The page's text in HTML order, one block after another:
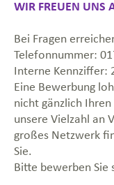
WIR FREUEN UNS
Bei Fragen
Telefonnummer:
Interne Kennziffer:
Eine Bewerbung
nicht gänzlich
unsere Vielzahl an
großes Netzwerk
Sie.
Bitte bewerben Sie